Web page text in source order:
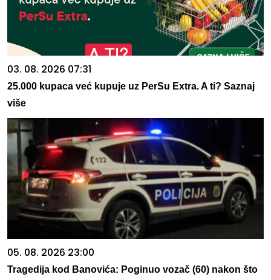
03. 08. 2026 07:31
25.000 kupaca već kupuje uz PerSu Extra. A ti? Saznaj
više
05. 08. 2026 23:00
Tragedija kod Banovića: Poginuo vozač (60) nakon što